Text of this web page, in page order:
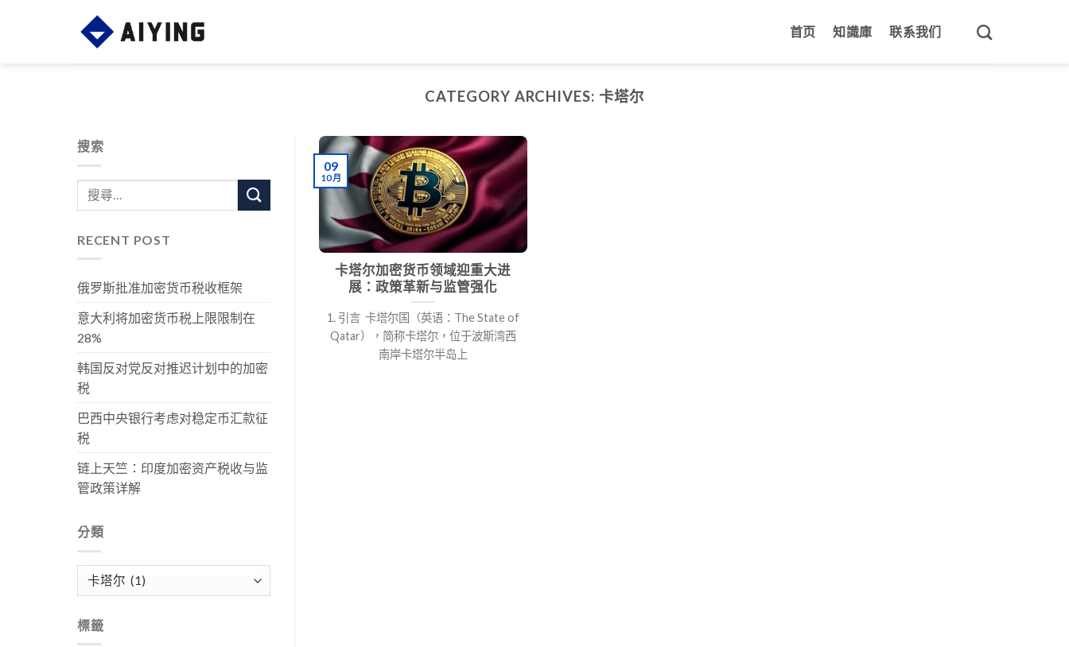
首页 知識庫 联系我们
CATEGORY ARCHIVES: 卡塔尔
搜索
RECENT POST
俄罗斯批准加密货币税收框架
意大利将加密货币税上限限制在
28%
韩国反对党反对推迟计划中的加密
税
巴西中央银行考虑对稳定币汇款征
税
链上天竺：印度加密资产税收与监
管政策详解
分類
標籤
卡塔尔加密货币领域迎重大进
展：政策革新与监管强化
1. 引言 卡塔尔国（英语：The State of
Qatar），简称卡塔尔，位于波斯湾西
南岸卡塔尔半岛上
09
10 月